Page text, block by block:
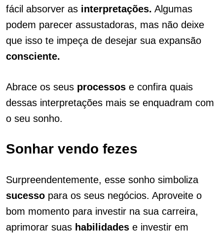
fácil absorver as interpretações. Algumas
podem parecer assustadoras, mas não deixe
que isso te impeça de desejar sua expansão
consciente.
Abrace os seus processos e confira quais
dessas interpretações mais se enquadram com
o seu sonho.
Sonhar vendo fezes
Surpreendentemente, esse sonho simboliza
sucesso para os seus negócios. Aproveite o
bom momento para investir na sua carreira,
aprimorar suas habilidades e investir em